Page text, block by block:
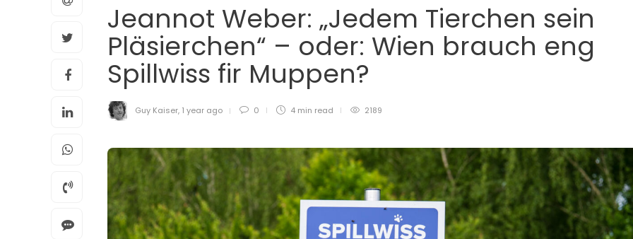
Jeannot Weber: „Jedem Tierchen sein
Pläsierchen“ – oder: Wien brauch eng
Spillwiss fir Muppen?
Guy Kaiser, 1 year ago 0 4 min read 2189